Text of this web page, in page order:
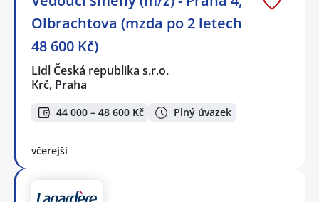
Olbrachtova (mzda po 2 letech
48 600 Kč)
Lidl Česká republika s.r.o.
Krč, Praha
44 000 – 48 600 Kč Plný úvazek
včerejší